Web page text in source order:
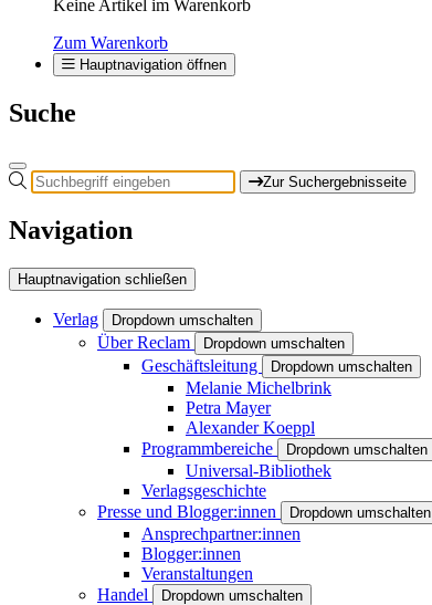
Keine Artikel im Warenkorb
Zum Warenkorb
Hauptnavigation öffnen
Suche
Zur Suchergebnisseite
Navigation
Hauptnavigation schließen
Verlag Dropdown umschalten
Über Reclam Dropdown umschalten
Geschäftsleitung Dropdown umschalten
Melanie Michelbrink
Petra Mayer
Alexander Koeppl
Programmbereiche
Dropdown umschalten
Universal-Bibliothek
Verlagsgeschichte
Presse und Blogger:innen
Dropdown umschalten
Ansprechpartner:innen
Blogger:innen
Veranstaltungen
Handel
Dropdown umschalten